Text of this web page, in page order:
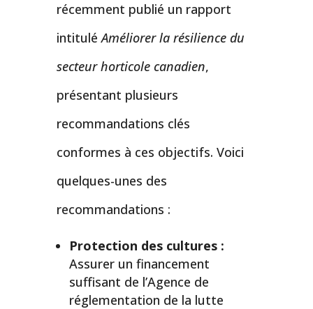
récemment publié un rapport
intituléAméliorer la résilience du
secteur horticole canadien,
présentant plusieurs
recommandations clés
conformes à ces objectifs. Voici
quelques-unes des
recommandations :
Protection des cultures :
Assurer un financement
suffisant de l’Agence de
réglementation de la lutte